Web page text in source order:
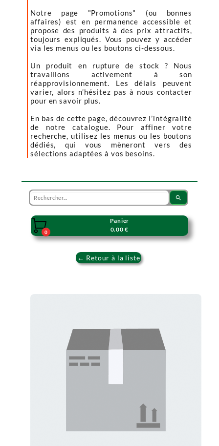
Notre page "Promotions" (ou bonnes
affaires) est en permanence accessible et
propose des produits à des prix attractifs,
toujours expliqués. Vous pouvez y accéder
via les menus ou les boutons ci-dessous.
Un produit en rupture de stock ? Nous
travaillons activement à son
réapprovisionnement. Les délais peuvent
varier, alors n’hésitez pas à nous contacter
pour en savoir plus.
En bas de cette page, découvrez l’intégralité
de notre catalogue. Pour affiner votre
recherche, utilisez les menus ou les boutons
dédiés, qui vous mèneront vers des
sélections adaptées à vos besoins.
search

0
Panier
0.00 €
← Retour à la liste